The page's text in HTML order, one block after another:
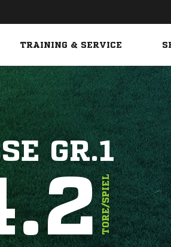
TRAINING & SERVICE
GR.1
TORE/SPIEL